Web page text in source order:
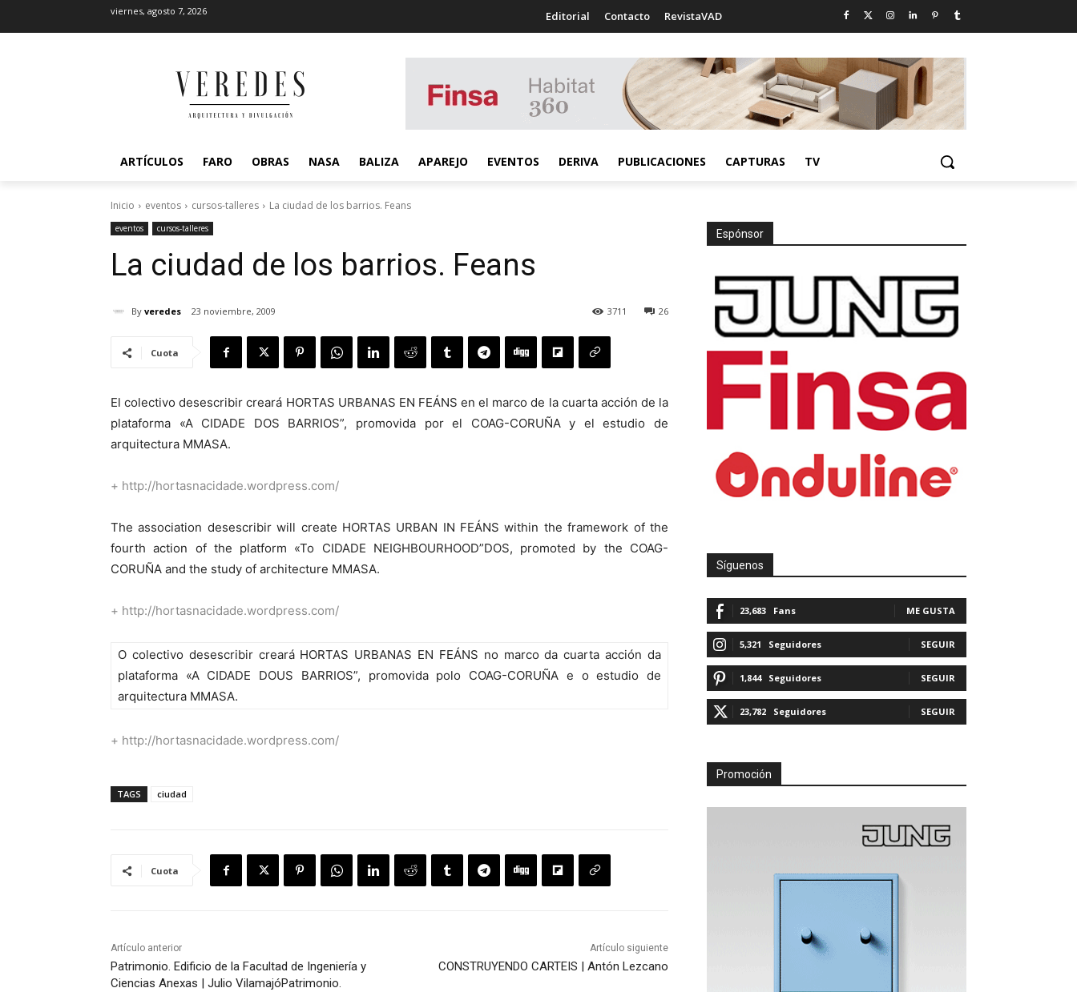
viernes, agosto 7, 2026 Editorial Contacto RevistaVAD
ARTÍCULOS FARO OBRAS NASA BALIZA APAREJO EVENTOS DERIVA PUBLICACIONES CAPTURAS TV
Inicio eventos cursos-talleres La ciudad de los barrios. Feans
eventos cursos-talleres
La ciudad de los barrios. Feans
By veredes 23 noviembre, 2009 26
3711
Cuota
El colectivo desescribir creará HORTAS URBANAS EN FEÁNS en el marco de la cuarta acción de la
plataforma «A CIDADE DOS BARRIOS”, promovida por el COAG-CORUÑA y el estudio de
arquitectura MMASA.
+ http://hortasnacidade.wordpress.com/
The association desescribir will create HORTAS URBAN IN FEÁNS within the framework of the
fourth action of the platform «To CIDADE NEIGHBOURHOOD”DOS, promoted by the COAG-
CORUÑA and the study of architecture MMASA.
+ http://hortasnacidade.wordpress.com/
O colectivo desescribir creará HORTAS URBANAS EN FEÁNS no marco da cuarta acción da
plataforma «A CIDADE DOUS BARRIOS”, promovida polo COAG-CORUÑA e o estudio de
arquitectura MMASA.
+ http://hortasnacidade.wordpress.com/
TAGS ciudad
Cuota
Artículo anterior
Patrimonio. Edificio de la Facultad de Ingeniería y
Ciencias Anexas | Julio VilamajóPatrimonio.
Artículo siguiente
CONSTRUYENDO CARTEIS | Antón Lezcano
Espónsor
Síguenos
23,683 Fans ME GUSTA
5,321 Seguidores SEGUIR
1,844 Seguidores SEGUIR
23,782 Seguidores SEGUIR
Promoción